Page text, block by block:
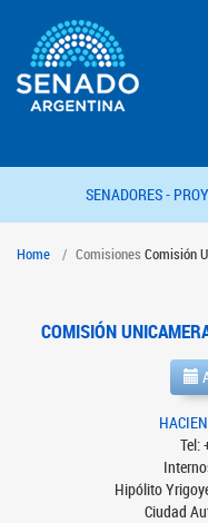
SENADORES -
Home Comisiones Comisión
COMISIÓN
Tel:
Hipólito
Ciudad